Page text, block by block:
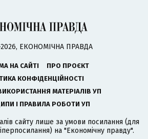
ЕКОНОМІЧНА ПРАВДА
НА САЙТІ
ПРО ПРОЄКТ
КОНФІДЕНЦІЙНОСТІ
МАТЕРІАЛІВ УП
І ПРАВИЛА РОБОТИ УП
сайту лише за умови посилання (для
на "Економічну правду".